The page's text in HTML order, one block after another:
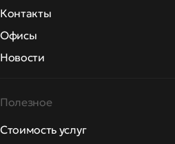
Контакты
Офисы
Новости
Полезное
Стоимость услуг